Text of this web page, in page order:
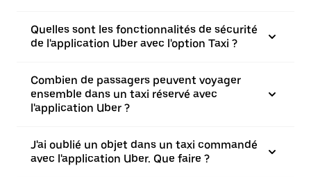
Quelles sont les fonctionnalités de sécurité
de l'application Uber avec l'option Taxi ?
Combien de passagers peuvent voyager
ensemble dans un taxi réservé avec
l'application Uber ?
J'ai oublié un objet dans un taxi commandé
avec l'application Uber. Que faire ?